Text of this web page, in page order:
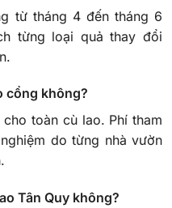
từ tháng 4 đến tháng 6
từng loại quả thay đổi
cổng không?
toàn cù lao. Phí tham
do từng nhà vườn
Tân Quy không?